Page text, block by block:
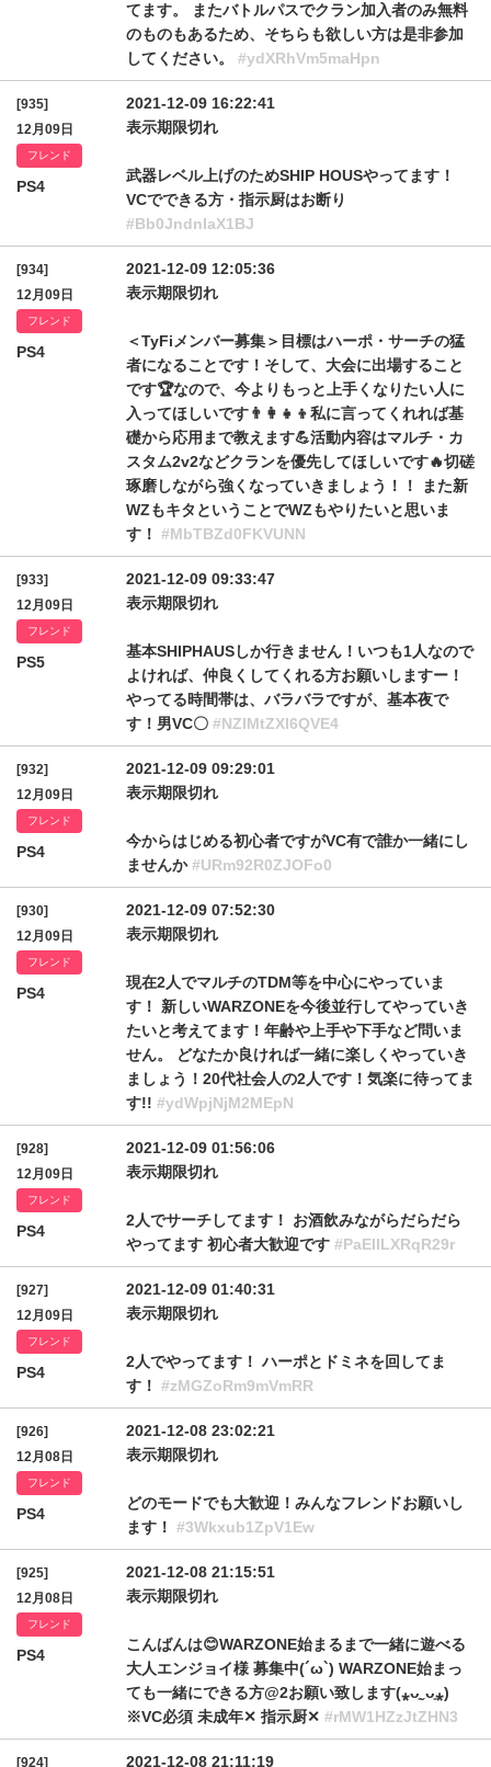
てます。 またバトルパスでクラン加入者のみ無料
のものもあるため、そちらも欲しい方は是非参加
してください。 #ydXRhVm5maHpn
[935]
12月09日
フレンド
PS4
2021-12-09 16:22:41
表示期限切れ
武器レベル上げのためSHIP HOUSやってます！
VCでできる方・指示厨はお断り
#Bb0JndnlaX1BJ
[934]
12月09日
フレンド
PS4
2021-12-09 12:05:36
表示期限切れ
＜TyFiメンバー募集＞目標はハーポ・サーチの猛
者になることです！そして、大会に出場すること
です🏆なので、今よりもっと上手くなりたい人に
入ってほしいです👨‍👩‍👧‍👦私に言ってくれれば基
礎から応用まで教えます💪活動内容はマルチ・カ
スタム2v2などクランを優先してほしいです🔥切磋
琢磨しながら強くなっていきましょう！！ また新
WZもキタということでWZもやりたいと思いま
す！ #MbTBZd0FKVUNN
[933]
12月09日
フレンド
PS5
2021-12-09 09:33:47
表示期限切れ
基本SHIPHAUSしか行きません！いつも1人なので
よければ、仲良くしてくれる方お願いしますー！
やってる時間帯は、バラバラですが、基本夜で
す！男VC〇 #NZlMtZXl6QVE4
[932]
12月09日
フレンド
PS4
2021-12-09 09:29:01
表示期限切れ
今からはじめる初心者ですがVC有で誰か一緒にし
ませんか#URm92R0ZJOFo0
[930]
12月09日
フレンド
PS4
2021-12-09 07:52:30
表示期限切れ
現在2人でマルチのTDM等を中心にやっていま
す！ 新しいWARZONEを今後並行してやっていき
たいと考えてます！年齢や上手や下手など問いま
せん。 どなたか良ければ一緒に楽しくやっていき
ましょう！20代社会人の2人です！気楽に待ってま
す!! #ydWpjNjM2MEpN
[928]
12月09日
フレンド
PS4
2021-12-09 01:56:06
表示期限切れ
2人でサーチしてます！ お酒飲みながらだらだら
やってます 初心者大歓迎です #PaElILXRqR29r
[927]
12月09日
フレンド
PS4
2021-12-09 01:40:31
表示期限切れ
2人でやってます！ ハーポとドミネを回してま
す！ #zMGZoRm9mVmRR
[926]
12月08日
フレンド
PS4
2021-12-08 23:02:21
表示期限切れ
どのモードでも大歓迎！みんなフレンドお願いし
ます！ #3Wkxub1ZpV1Ew
[925]
12月08日
フレンド
PS4
2021-12-08 21:15:51
表示期限切れ
こんばんは😊WARZONE始まるまで一緒に遊べる
大人エンジョイ様 募集中(´ω`) WARZONE始まっ
ても一緒にできる方@2お願い致します(⁎ᴗ͈ˬᴗ͈⁎)
※VC必須 未成年‪‪✕‬ 指示厨‪✕‬ #rMW1HZzJtZHN3
[924] 2021-12-08 21:11:19